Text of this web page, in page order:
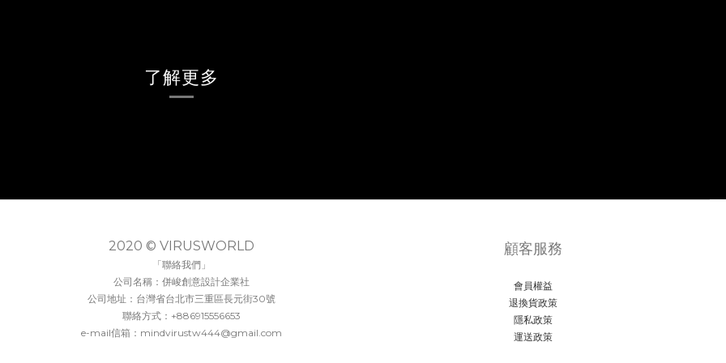
了解更多
2020 © VIRUSWORLD
「聯絡我們」
公司名稱：併峻創意設計企業社
公司地址：台灣省台北市三重區長元街30號
聯絡方式：+886915556653
e-mail信箱：mindvirustw444@gmail.com
顧客服務
會員權益
退換貨政策
隱私政策
運送政策